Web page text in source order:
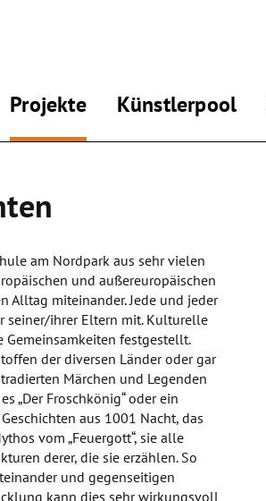
Projekte Künstlerpool
am Nordpark aus sehr vielen
und außereuropäischen
Alltag miteinander. Jede und jeder
seiner/ihrer Eltern mit. Kulturelle
festgestellt.
der diversen Länder oder gar
Märchen und Legenden
„Der Froschkönig“ oder ein
aus 1001 Nacht, das
vom „Feuergott“, sie alle
derer, die sie erzählen. So
und gegenseitigen
kann dies sehr wirkungsvoll